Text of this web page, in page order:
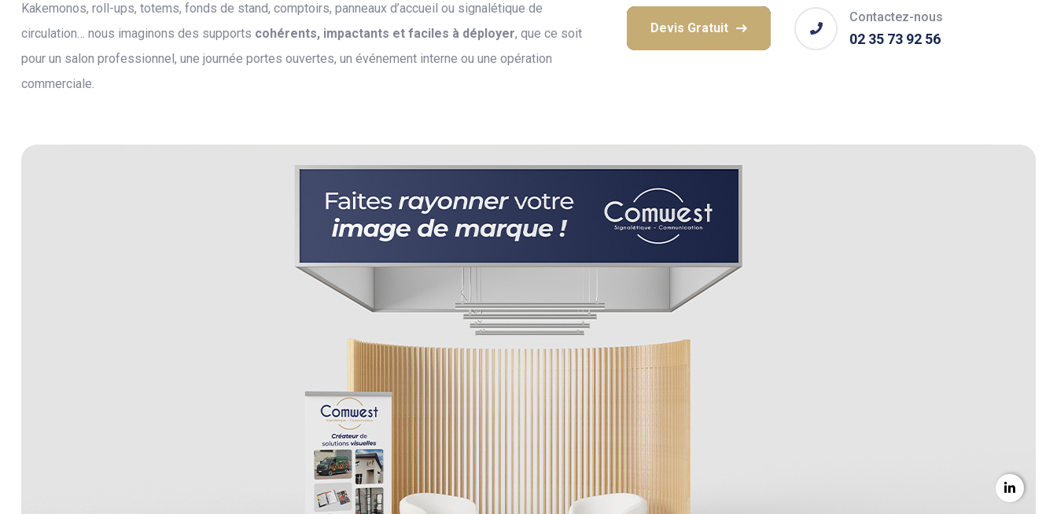
Kakemonos, roll-ups, totems, fonds de stand, comptoirs, panneaux d’accueil ou signalétique de
circulation… nous imaginons des supports cohérents, impactants et faciles à déployer, que ce soit
pour un salon professionnel, une journée portes ouvertes, un événement interne ou une opération
commerciale.
Devis Gratuit
Contactez-nous
02 35 73 92 56